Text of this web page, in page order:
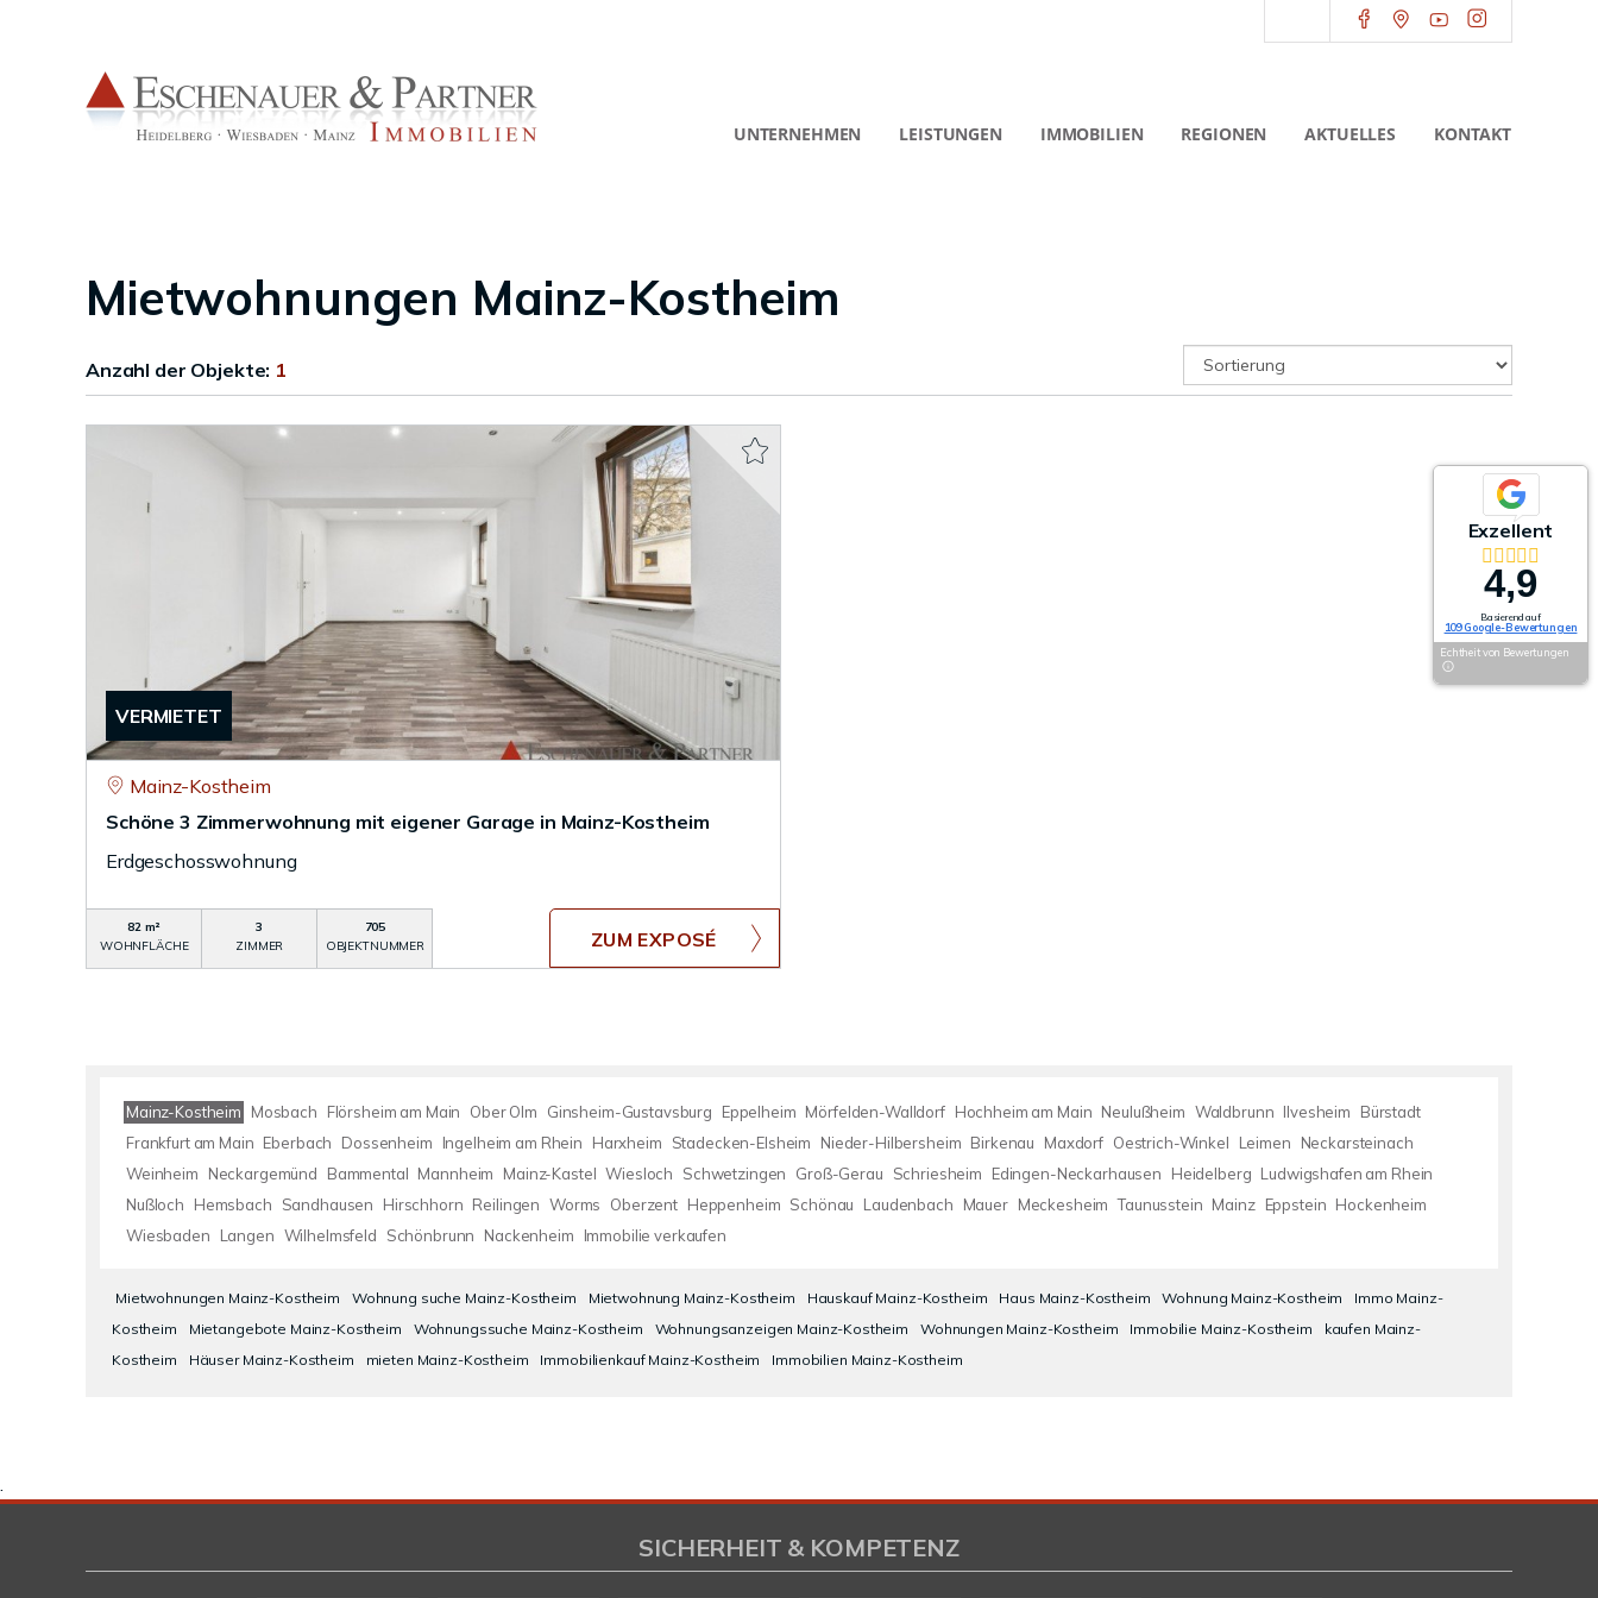
UNTERNEHMEN LEISTUNGEN IMMOBILIEN REGIONEN AKTUELLES KONTAKT
Mietwohnungen Mainz-Kostheim
Anzahl der Objekte: 1
VERMIETET
Mainz-Kostheim
Schöne 3 Zimmerwohnung mit eigener Garage in Mainz-Kostheim
Erdgeschosswohnung
82 m²
WOHNFLÄCHE
3
ZIMMER
705
OBJEKTNUMMER
ZUM EXPOSÉ
Mainz-Kostheim Mosbach Flörsheim am Main Ober Olm Ginsheim-Gustavsburg Eppelheim Mörfelden-Walldorf Hochheim am Main Neulußheim Waldbrunn Ilvesheim
Bürstadt
Frankfurt am Main Eberbach Dossenheim Ingelheim am Rhein Harxheim Stadecken-Elsheim Nieder-Hilbersheim Birkenau Maxdorf Oestrich-Winkel Leimen
Neckarsteinach
Weinheim
Neckargemünd Bammental Mannheim Mainz-Kastel Wiesloch Schwetzingen Groß-Gerau Schriesheim Edingen-Neckarhausen Heidelberg Ludwigshafen am Rhein
Nußloch
Hemsbach Sandhausen Hirschhorn Reilingen Worms Oberzent Heppenheim Schönau Laudenbach Mauer Meckesheim Taunusstein Mainz Eppstein Hockenheim
Wiesbaden
Langen Wilhelmsfeld Schönbrunn Nackenheim Immobilie verkaufen
Mietwohnungen Mainz-Kostheim Wohnung suche Mainz-Kostheim Mietwohnung Mainz-Kostheim Hauskauf Mainz-Kostheim Haus Mainz-Kostheim Wohnung Mainz-Kostheim
Immo Mainz-
Kostheim
Mietangebote Mainz-Kostheim Wohnungssuche Mainz-Kostheim Wohnungsanzeigen Mainz-Kostheim Wohnungen Mainz-Kostheim Immobilie Mainz-Kostheim
kaufen Mainz-
Kostheim
Häuser Mainz-Kostheim mieten Mainz-Kostheim Immobilienkauf Mainz-Kostheim Immobilien Mainz-Kostheim
Exzellent
4,9
Basierend auf
109 Google-Bewertungen
Echtheit von Bewertungen
.
SICHERHEIT & KOMPETENZ